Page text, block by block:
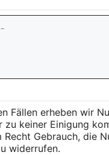
Fällen erheben wir
zu keiner Einigung
Recht Gebrauch, die
widerrufen.